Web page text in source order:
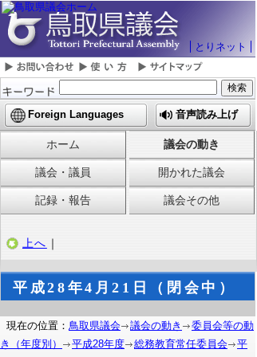
とりネット
Foreign Languages 音声読み上げ
ホーム 議会の動き
議会・議員 開かれた議会
記録・報告 議会その他
上へ ｜
平成28年4月21日（閉会中）
現在の位置： 鳥取県議会 議会の動き
委員会等の動
き（年度別）
平成28年度 総務教育常任委員会
平